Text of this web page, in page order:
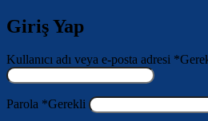
Giriş Yap
Kullanıcı adı veya e-posta adresi *
Parola *Gerekli